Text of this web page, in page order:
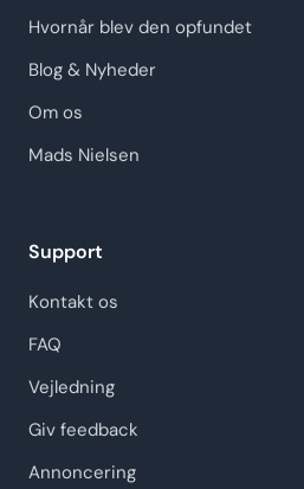
Hvornår blev den opfundet
Blog & Nyheder
Om os
Mads Nielsen
Support
Kontakt os
FAQ
Vejledning
Giv feedback
Annoncering